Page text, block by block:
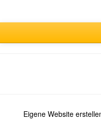
Eigene Website